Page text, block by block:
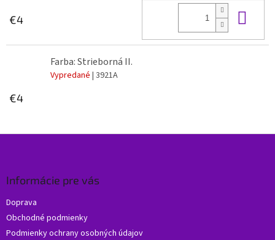
€4
Farba: Strieborná II.
Vypredané | 3921A
€4
Informácie pre vás
Doprava
Obchodné podmienky
Podmienky ochrany osobných údajov